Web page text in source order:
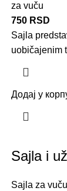
za vuču
750 RSD
Sajla
uobičajenim
Додај у
Sajla i
Sajla za